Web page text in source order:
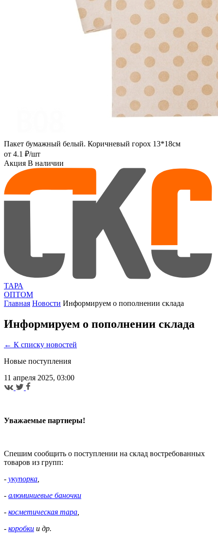
Пакет бумажный белый. Коричневый горох 13*18см
от 4.1 ₽/шт
Акция В наличии
ТАРА
ОПТОМ
Главная Новости Информируем о пополнении склада
Информируем о пополнении склада
← К списку новостей
Новые поступления
11 апреля 2025, 03:00
Уважаемые партнеры!
Спешим сообщить о поступлении на склад востребованных
товаров из групп:
- укупорка
- алюминиевые баночки
- косметическая тара
- коробки и др.